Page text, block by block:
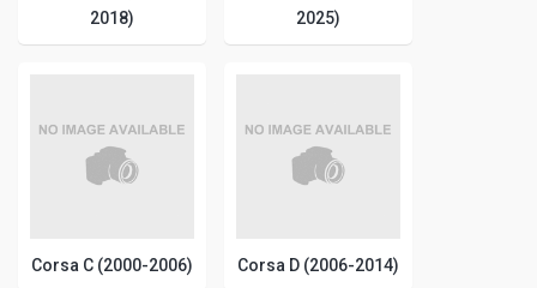
2018)
2025)
Corsa C (2000-2006) Corsa D (2006-2014)